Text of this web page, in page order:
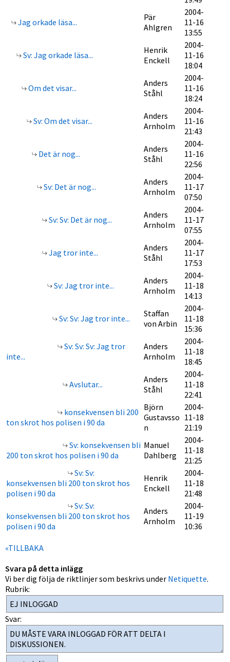
Jag orkade läsa...
Pär
Ahlgren
2004-
11-16
13:55
Sv: Jag orkade läsa...
Henrik
Enckell
2004-
11-16
18:04
Om det visar...
Anders
Ståhl
2004-
11-16
18:24
Sv: Om det visar...
Anders
Arnholm
2004-
11-16
21:43
Det är nog...
Anders
Ståhl
2004-
11-16
22:56
Sv: Det är nog...
Anders
Arnholm
2004-
11-17
07:50
Sv: Sv: Det är nog...
Anders
Arnholm
2004-
11-17
07:55
Jag tror inte...
Anders
Ståhl
2004-
11-17
17:53
Sv: Jag tror inte...
Anders
Arnholm
2004-
11-18
14:13
Sv: Sv: Jag tror inte...
Staffan
von Arbin
2004-
11-18
15:36
Sv: Sv: Sv: Jag tror
inte...
Anders
Arnholm
2004-
11-18
18:45
Avslutar...
Anders
Ståhl
2004-
11-18
22:41
konsekvensen bli 200
ton skrot hos polisen i 90 da
Björn
Gustavsso
n
2004-
11-18
21:19
Sv: konsekvensen bli
200 ton skrot hos polisen i 90 da
Manuel
Dahlberg
2004-
11-18
21:25
Sv: Sv:
konsekvensen bli 200 ton skrot hos
polisen i 90 da
Henrik
Enckell
2004-
11-18
21:48
Sv: Sv:
konsekvensen bli 200 ton skrot hos
polisen i 90 da
Anders
Arnholm
2004-
11-19
10:36
«TILLBAKA
Svara på detta inlägg
Vi ber dig följa de riktlinjer som beskrivs under Netiquette.
Rubrik:
Svar: